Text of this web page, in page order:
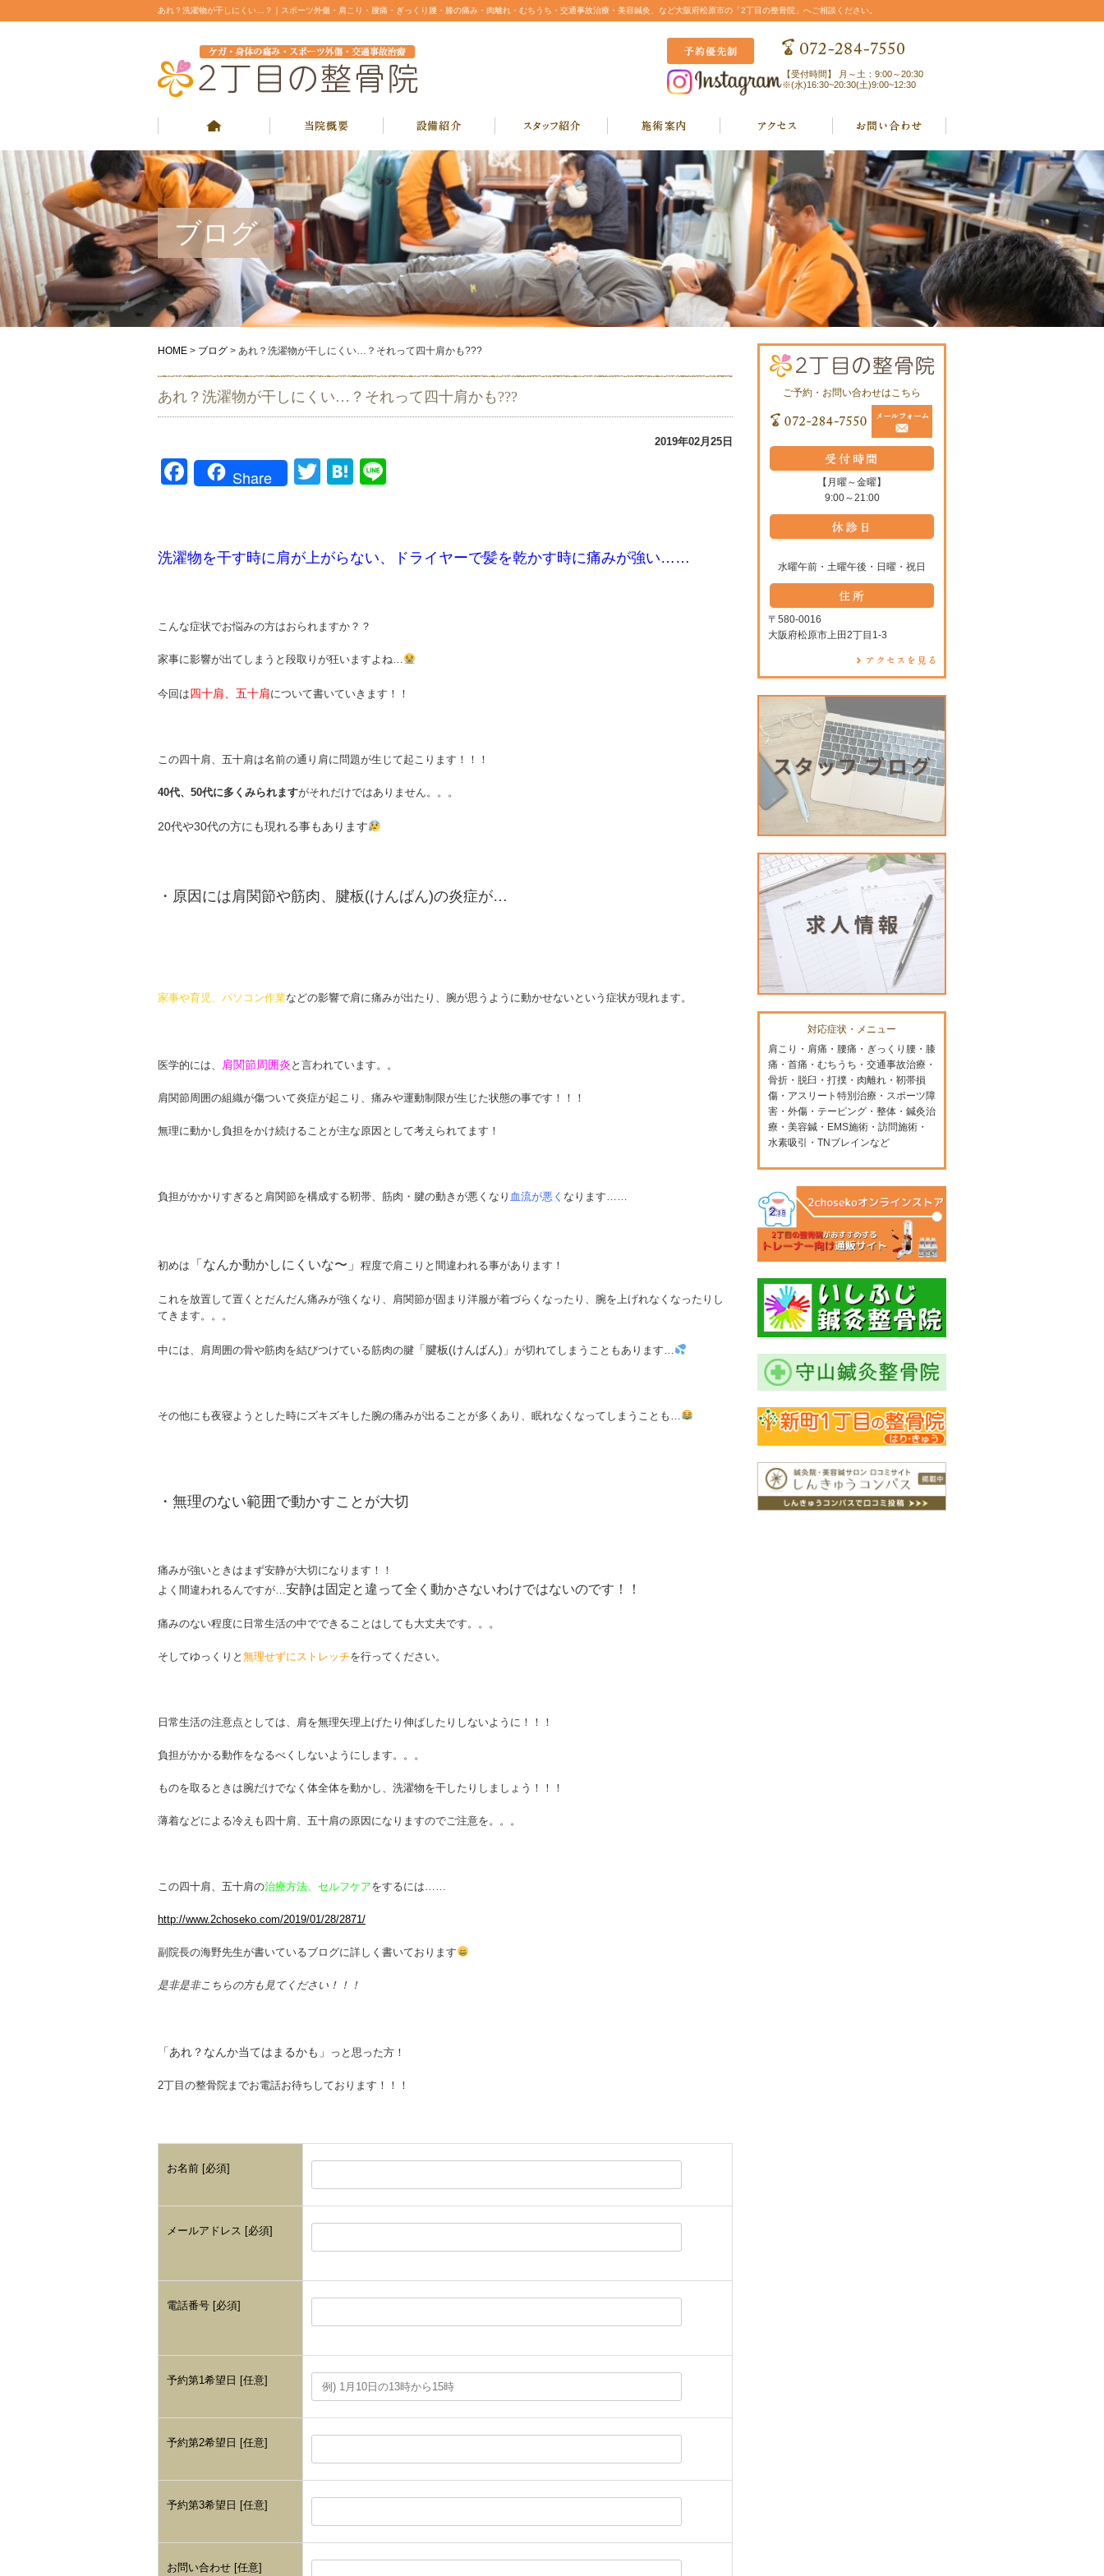
あれ？洗濯物が干しにくい…？｜スポーツ外傷・肩こり・腰痛・ぎっくり腰・膝の痛み・肉離れ・むちうち・交通事故治療・美容鍼灸、など大阪府松原市の「2丁目の整骨院」へご相談ください。
【受付時間】 月～土：9:00～20:30
※(水)16:30~20:30(土)9:00~12:30
ブログ
HOME > ブログ > あれ？洗濯物が干しにくい…？それって四十肩かも???
あれ？洗濯物が干しにくい…？それって四十肩かも???
2019年02月25日
Facebook
Share TwitterHatena
洗濯物を干す時に肩が上がらない、 ドライヤーで髪を乾かす時に痛みが強い……
こんな症状でお悩みの方はおられますか？？
家事に影響が出てしまうと段取りが狂いますよね…
今回は四十肩 五十肩について書いていきます！！
この四十肩、五十肩は名前の通り 肩に問題が生じて起こります！！！
40代、50代に多くみられますがそれだけではありません。。。
20代や30代の方にも現れる事もあります
・原因には肩関節や筋肉、腱板(けんばん)の炎症が…
家事や育児、パソコン作業などの影響で肩に痛みが出たり、腕が思うように動かせないという症状が現れます。
医学的には、 肩関節周囲炎 と言われています。。
肩関節周囲の組織が傷ついて炎症が起こり、痛みや運動制限が生じた状態の事です！！！
無理に動かし負担をかけ続けることが主な原因として考えられてます！
負担がかかりすぎると肩関節を構成する靭帯、筋肉・腱の動きが悪くなり 血流が悪く なります……
初めは 「なんか動かしにくいな〜」 程度で肩こりと間違われる事があります！
これを放置して置くとだんだん痛みが強くなり、肩関節が固まり洋服が着づらくなったり、腕を上げれなくなったりし
てきます。。。
中には、肩周囲の骨や筋肉を結びつけている筋肉の腱 「腱板(けんばん)」 が切れてしまうこともあります…
その他にも夜寝ようとした時にズキズキした腕の痛みが出ることが多くあり、眠れなくなってしまうことも…
・無理のない範囲で動かすことが大切
痛みが強いときはまず安静が大切になります！！
よく間違われるんですが… 安静は固定と違って全く動かさないわけではないのです！！
痛みのない程度に日常生活の中でできることはしても大丈夫です。。。
そしてゆっくりと 無理せずにストレッチを行ってください。
日常生活の注意点としては、肩を無理矢理上げたり伸ばしたりしないように！！！
負担がかかる動作をなるべくしないようにします。。。
ものを取るときは腕だけでなく体全体を動かし、洗濯物を干したりしましょう！！！
薄着などによる冷えも四十肩、五十肩の原因になりますのでご注意を。。。
この四十肩、五十肩の治療方法、セルフケアをするには……
http://www.2choseko.com/2019/01/28/2871/
副院長の海野先生が書いているブログに詳しく書いております
是非是非こちらの方も見てください！！！
「あれ？なんか当てはまるかも」 っと思った方！
2丁目の整骨院までお電話お待ちしております！！！
お名前 [必須]
メールアドレス [必須]
電話番号 [必須]
予約第1希望日 [任意]
予約第2希望日 [任意]
予約第3希望日 [任意]
お問い合わせ [任意]
ご予約・お問い合わせはこちら
【月曜～金曜】
9:00～21:00
水曜午前・土曜午後・日曜・祝日
〒580-0016
大阪府松原市上田2丁目1-3
対応症状・メニュー
肩こり・肩痛・腰痛・ぎっくり腰・膝
痛・首痛・むちうち・交通事故治療・
骨折・脱臼・打撲・肉離れ・靭帯損
傷・アスリート特別治療・スポーツ障
害・外傷・テーピング・整体・鍼灸治
療・美容鍼・EMS施術・訪問施術・
水素吸引・TNブレインなど